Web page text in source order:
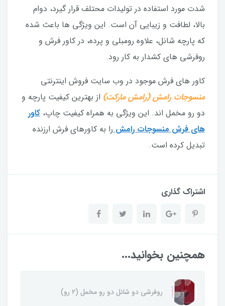
شدت مورد استفاده در تولیدات محتلف قرار گیرد، دوام
بالا، لطافت و زیبایی آن است. این ویژگی ها باعث شده
که پارچه شانل، علاوه رومبلی و پرده، در کاور فرش و
روفرشی های کشدار به کار رود.
کاور های فرش موجود در وب سایت فروش اینترنتی
منسوجات رامش (رامش مارکت) از بهترین کیفیت پارچه و
دو رو مخمل اند. این ویژگی به همراه کیفیت چاپ، کاور
های فرش منسوجات رامشرا به کاورهای فرش ارزنده
تبدیل کرده است.
اشتراک گذاری
همچنین بخوانید...
روفرشی دو شانل دو رو مخمل (۲ رو)